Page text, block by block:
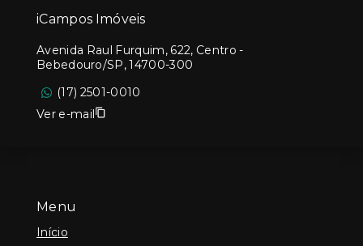
Menu
Início
iCampos Imóveis
Avenida Raul Furquim, 622, Centro -
Bebedouro/SP, 14700-300
(17) 2501-0010
Ver e-mail